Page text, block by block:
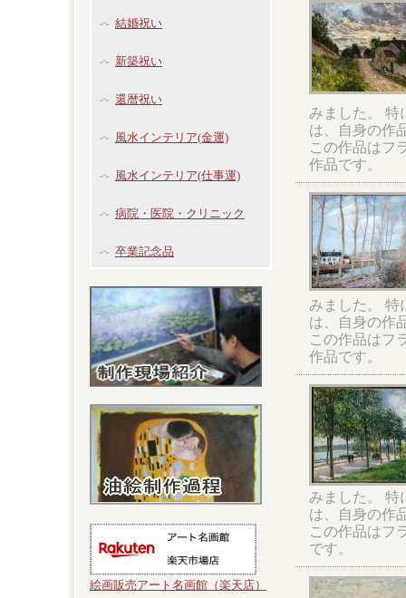
結婚祝い
新築祝い
還暦祝い
風水インテリア(金運)
風水インテリア(仕事運)
病院・医院・クリニック
卒業記念品
絵画販売アート名画館（楽天店）
みました。 特
は、自身の作
この作品はフ
作品です。
みました。 特
は、自身の作
この作品はフ
作品です。
みました。 特
は、自身の作
この作品はフ
です。